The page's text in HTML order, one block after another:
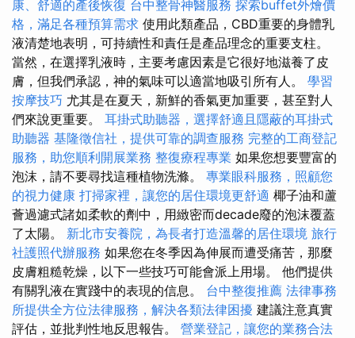
康、舒適的產後恢復 台中整骨神醫服務 探索buffet外燴價
格，滿足各種預算需求 使用此類產品，CBD重要的身體乳
液清楚地表明，可持續性和責任是產品理念的重要支柱。
當然，在選擇乳液時，主要考慮因素是它很好地滋養了皮
膚，但我們承認，神的氣味可以適當地吸引所有人。 學習
按摩技巧 尤其是在夏天，新鮮的香氣更加重要，甚至對人
們來說更重要。 耳掛式助聽器，選擇舒適且隱蔽的耳掛式
助聽器 基隆徵信社，提供可靠的調查服務 完整的工商登記
服務，助您順利開展業務 整復療程專業 如果您想要豐富的
泡沫，請不要尋找這種植物洗滌。 專業眼科服務，照顧您
的視力健康 打掃家裡，讓您的居住環境更舒適 椰子油和蘆
薈過濾式諸如柔軟的劑中，用緻密而decade廢的泡沫覆蓋
了太陽。 新北市安養院，為長者打造溫馨的居住環境 旅行
社護照代辦服務 如果您在冬季因為伸展而遭受痛苦，那麼
皮膚粗糙乾燥，以下一些技巧可能會派上用場。 他們提供
有關乳液在實踐中的表現的信息。 台中整復推薦 法律事務
所提供全方位法律服務，解決各類法律困擾 建議注意真實
評估，並批判性地反思報告。 營業登記，讓您的業務合法